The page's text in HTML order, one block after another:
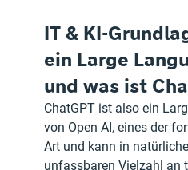
IT & KI-
ein Large
und was ist
ChatGPT ist also ein
von Open AI, eines der
Art und kann in
unfassbaren Vielzahl an